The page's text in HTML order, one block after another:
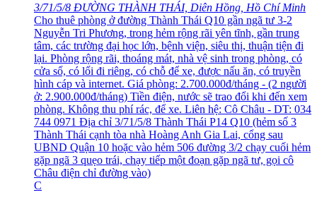
3/71/5/8 ĐƯỜNG THÀNH THÁI, Diên Hồng, Hồ Chí Minh
Cho thuê phòng ở đường Thành Thái Q10 gần ngã tư 3-2
Nguyễn Tri Phương, trong hẻm rộng rãi yên tĩnh, gần trung
tâm, các trường đại học lớn, bệnh viện, siêu thị, thuận tiện đi
lại. Phòng rộng rãi, thoáng mát, nhà vệ sinh trong phòng, có
cửa sổ, có lối đi riêng, có chỗ để xe, được nấu ăn, có truyền
hình cáp và internet. Giá phòng: 2.700.000đ/tháng - (2 người
ở: 2.900.000đ/tháng) Tiền điện, nước sẽ trao đổi khi đến xem
phòng. Không thu phí rác, để xe. Liên hệ: Cô Châu - DT: 034
744 0971 Địa chỉ 3/71/5/8 Thành Thái P14 Q10 (hẻm số 3
Thành Thái cạnh tòa nhà Hoàng Anh Gia Lai, cổng sau
UBND Quận 10 hoặc vào hẻm 506 đường 3/2 chạy cuối hẻm
gặp ngã 3 quẹo trái, chạy tiếp một đoạn gặp ngã tư, gọi cô
Châu điện chỉ đường vào)
C